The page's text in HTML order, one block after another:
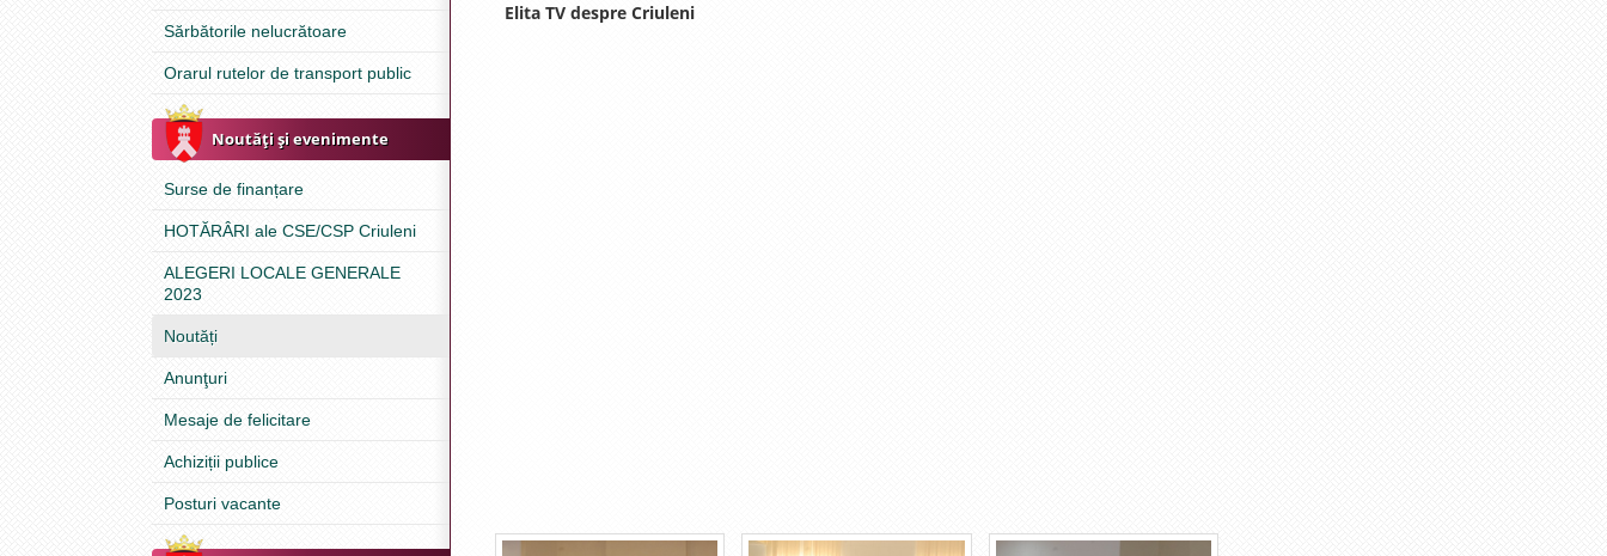
Sărbătorile nelucrătoare
Orarul rutelor de transport public
Noutăţi şi evenimente
Surse de finanțare
HOTĂRÂRI ale CSE/CSP Criuleni
ALEGERI LOCALE GENERALE
2023
Noutăți
Anunţuri
Mesaje de felicitare
Achiziții publice
Posturi vacante
Elita TV despre Criuleni